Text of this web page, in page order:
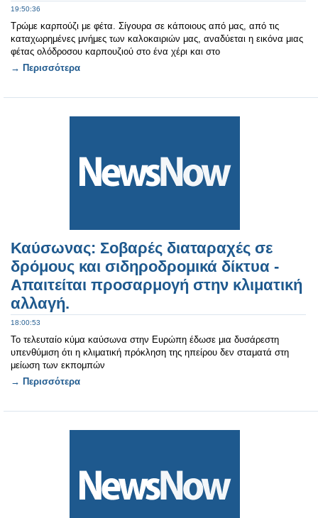
19:50:36
Τρώμε καρπούζι με φέτα. Σίγουρα σε κάποιους από μας, από τις
καταχωρημένες μνήμες των καλοκαιριών μας, αναδύεται η εικόνα μιας
φέτας ολόδροσου καρπουζιού στο ένα χέρι και στο
→ Περισσότερα
Καύσωνας: Σοβαρές διαταραχές σε
δρόμους και σιδηροδρομικά δίκτυα -
Απαιτείται προσαρμογή στην κλιματική
αλλαγή.
18:00:53
Το τελευταίο κύμα καύσωνα στην Ευρώπη έδωσε μια δυσάρεστη
υπενθύμιση ότι η κλιματική πρόκληση της ηπείρου δεν σταματά στη
μείωση των εκπομπών
→ Περισσότερα